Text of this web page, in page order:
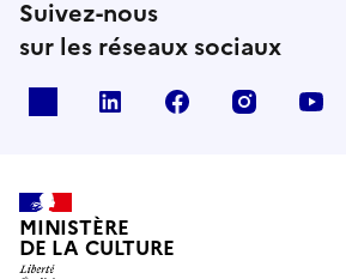
Suivez-nous
sur les réseaux sociaux
linkedin facebook instagram
MINISTÈRE
DE LA CULTURE